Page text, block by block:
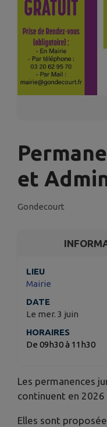
et
Gondecourt
LIEU
Mairie
DATE
Le mer. 3 juin
HORAIRES
De 09h30 à 11h30
Les permanences
continuent en 2026
Elles sont